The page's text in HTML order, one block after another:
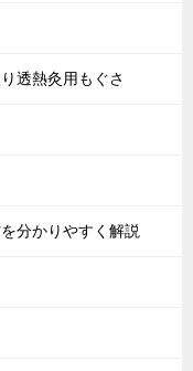
透熱灸用もぐさ
分かりやすく解説